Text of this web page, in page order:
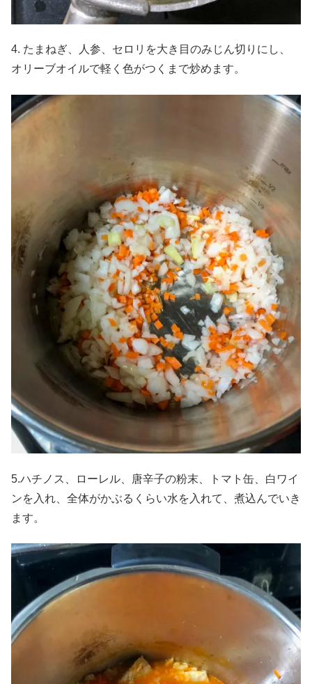
4. たまねぎ、人参、セロリを大き目のみじん切りにし、
オリーブオイルで軽く色がつくまで炒めます。
5.ハチノス、ローレル、唐辛子の粉末、トマト缶、白ワイ
ンを入れ、全体がかぶるくらい水を入れて、煮込んでいき
ます。